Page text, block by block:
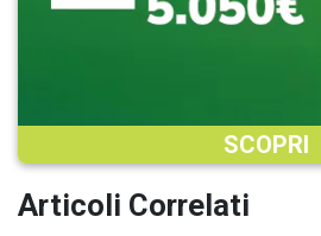
SCOPRI
Articoli Correlati